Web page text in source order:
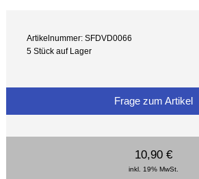
Artikelnummer: SFDVD0066
5 Stück auf Lager
Frage zum Artikel
10,90 €
inkl. 19% MwSt.